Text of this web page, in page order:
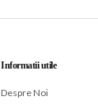
Informatii utile
Despre Noi